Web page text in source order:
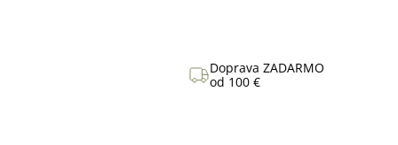
Doprava ZADARMO
od 100 €